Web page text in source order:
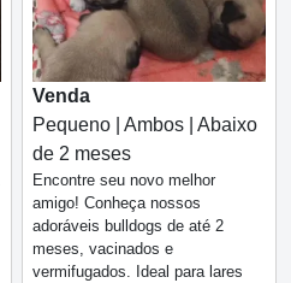
Venda
Pequeno | Ambos | Abaixo
de 2 meses
Encontre seu novo melhor
amigo! Conheça nossos
adoráveis bulldogs de até 2
meses, vacinados e
vermifugados. Ideal para lares